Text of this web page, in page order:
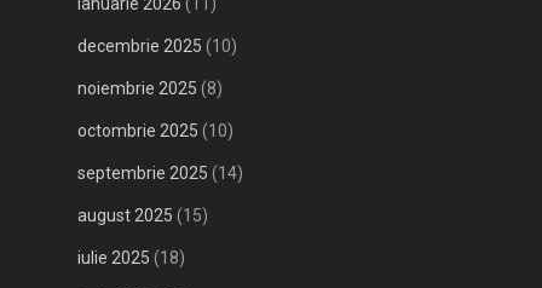
decembrie 2025 (10)
noiembrie 2025 (8)
octombrie 2025 (10)
septembrie 2025 (14)
august 2025 (15)
iulie 2025 (18)